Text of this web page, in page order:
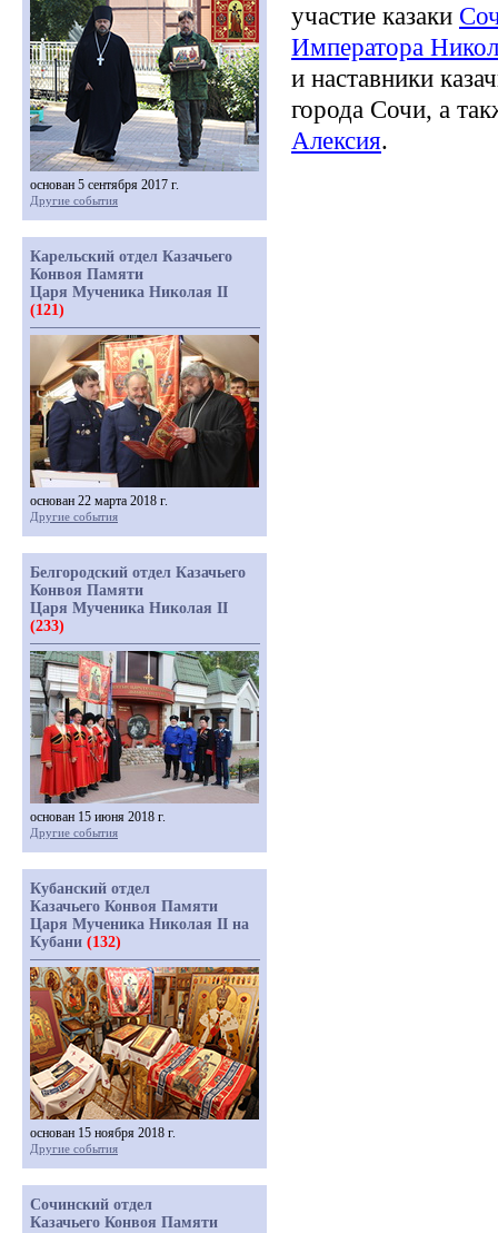
участие казаки
Императора
и наставники
города Сочи, а
Алексия.
основан 5 сентября 2017 г.
Другие события
Карельский отдел Казачьего
Конвоя Памяти
Царя Мученика Николая II
(121)
основан 22 марта 2018 г.
Другие события
Белгородский отдел Казачьего
Конвоя Памяти
Царя Мученика Николая II
(233)
основан 15 июня 2018 г.
Другие события
Кубанский отдел
Казачьего Конвоя Памяти
Царя Мученика Николая II на
Кубани (132)
основан 15 ноября 2018 г.
Другие события
Сочинский отдел
Казачьего Конвоя Памяти